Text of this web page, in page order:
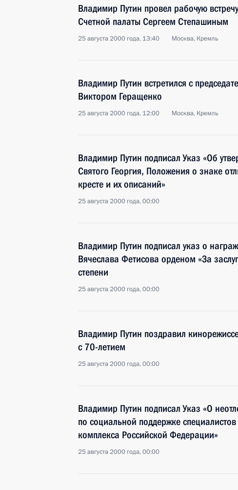
Владимир Путин провел рабочую
Счетной палаты Сергеем Степашиным
25 августа 2000 года, 13:40 Москва, Кремль
Владимир Путин встретился с
Виктором Геращенко
25 августа 2000 года, 12:00 Москва, Кремль
Владимир Путин подписал Указ «Об
Святого Георгия, Положения о знаке
кресте и их описаний»
25 августа 2000 года, 00:00
Владимир Путин подписал указ о
Вячеслава Фетисова орденом «За
степени
25 августа 2000 года, 00:00
Владимир Путин поздравил
с 70-летием
25 августа 2000 года, 00:00
Владимир Путин подписал Указ «О
по социальной поддержке
комплекса Российской Федерации»
25 августа 2000 года, 00:00